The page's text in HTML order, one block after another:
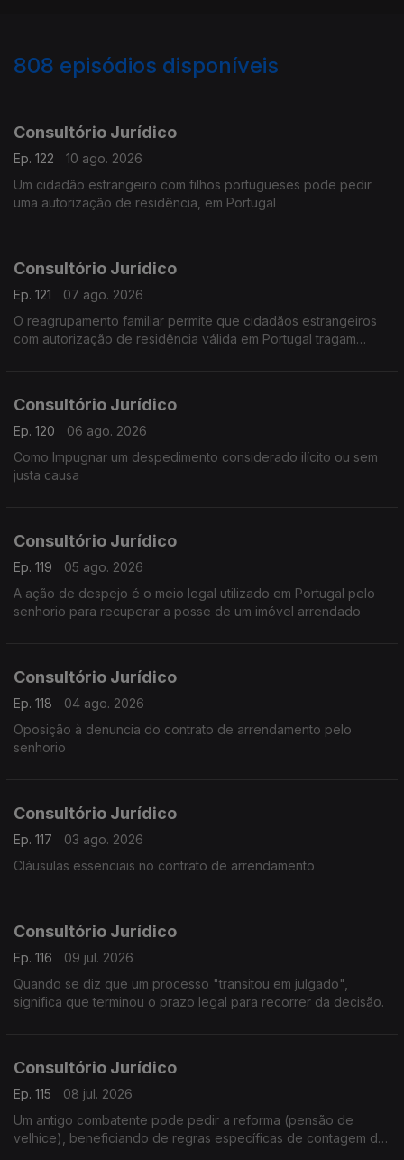
808 episódios disponíveis
Consultório Jurídico
Ep. 122
10 ago. 2026
Um cidadão estrangeiro com filhos portugueses pode pedir
uma autorização de residência, em Portugal
Consultório Jurídico
Ep. 121
07 ago. 2026
O reagrupamento familiar permite que cidadãos estrangeiros
com autorização de residência válida em Portugal tragam
Consultório Jurídico
Ep. 120
06 ago. 2026
Como Impugnar um despedimento considerado ilícito ou sem
justa causa
Consultório Jurídico
Ep. 119
05 ago. 2026
A ação de despejo é o meio legal utilizado em Portugal pelo
senhorio para recuperar a posse de um imóvel arrendado
Consultório Jurídico
Ep. 118
04 ago. 2026
Oposição à denuncia do contrato de arrendamento pelo
senhorio
Consultório Jurídico
Ep. 117
03 ago. 2026
Cláusulas essenciais no contrato de arrendamento
Consultório Jurídico
Ep. 116
09 jul. 2026
Quando se diz que um processo "transitou em julgado",
significa que terminou o prazo legal para recorrer da decisão.
Consultório Jurídico
Ep. 115
08 jul. 2026
Um antigo combatente pode pedir a reforma (pensão de
velhice), beneficiando de regras específicas de contagem de